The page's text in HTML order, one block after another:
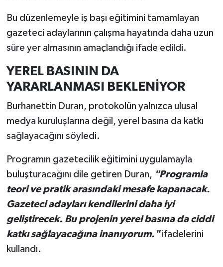
Bu düzenlemeyle iş başı eğitimini tamamlayan
gazeteci adaylarının çalışma hayatında daha uzun
süre yer almasının amaçlandığı ifade edildi.
YEREL BASININ DA
YARARLANMASI BEKLENİYOR
Burhanettin Duran, protokolün yalnızca ulusal
medya kuruluşlarına değil, yerel basına da katkı
sağlayacağını söyledi.
Programın gazetecilik eğitimini uygulamayla
buluşturacağını dile getiren Duran, "Programla
teori ve pratik arasındaki mesafe kapanacak.
Gazeteci adayları kendilerini daha iyi
geliştirecek. Bu projenin yerel basına da ciddi
katkı sağlayacağına inanıyorum."ifadelerini
kullandı.